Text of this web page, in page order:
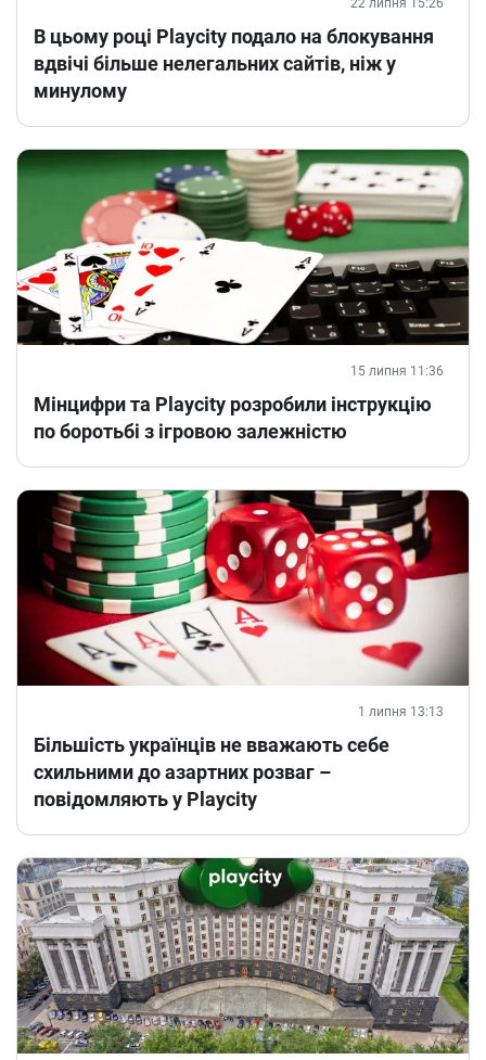
22 липня 15:26
В цьому році Playcity подало на блокування
вдвічі більше нелегальних сайтів, ніж у
минулому
15 липня 11:36
Мінцифри та Playcity розробили інструкцію
по боротьбі з ігровою залежністю
1 липня 13:13
Більшість українців не вважають себе
схильними до азартних розваг –
повідомляють у Playcity